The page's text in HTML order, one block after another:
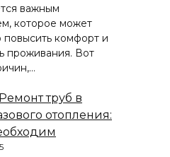
важным
которое может
повысить комфорт и
проживания. Вот
Ремонт труб в
отопления: